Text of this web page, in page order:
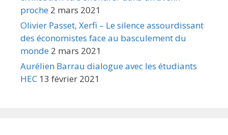
proche 2 mars 2021
Olivier Passet, Xerfi – Le silence assourdissant
des économistes face au basculement du
monde 2 mars 2021
Aurélien Barrau dialogue avec les étudiants
HEC 13 février 2021